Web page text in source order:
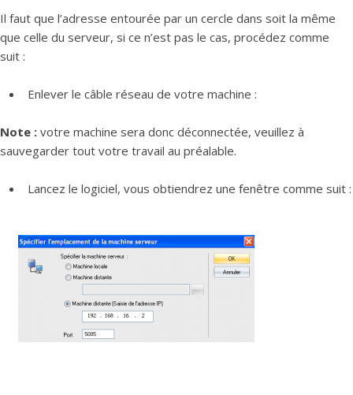
Il faut que l’adresse entourée par un cercle dans soit la même
que celle du serveur, si ce n’est pas le cas, procédez comme
suit :
Enlever le câble réseau de votre machine :
Note : votre machine sera donc déconnectée, veuillez à
sauvegarder tout votre travail au préalable.
Lancez le logiciel, vous obtiendrez une fenêtre comme suit :